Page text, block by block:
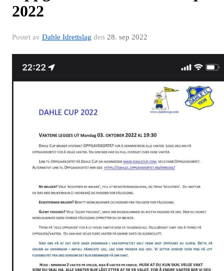
2022
Postet av Dahle Idrettslag den 28. sep 2022